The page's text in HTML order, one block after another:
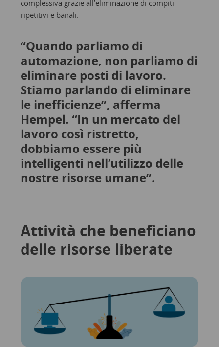
complessiva grazie all’eliminazione di compiti
ripetitivi e banali.
“Quando parliamo di
automazione, non parliamo di
eliminare posti di lavoro.
Stiamo parlando di eliminare
le inefficienze”, afferma
Hempel. “In un mercato del
lavoro così ristretto,
dobbiamo essere più
intelligenti nell’utilizzo delle
nostre risorse umane”.
Attività che beneficiano
delle risorse liberate